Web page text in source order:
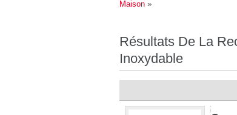
Maison »
Résultats De La
Inoxydable